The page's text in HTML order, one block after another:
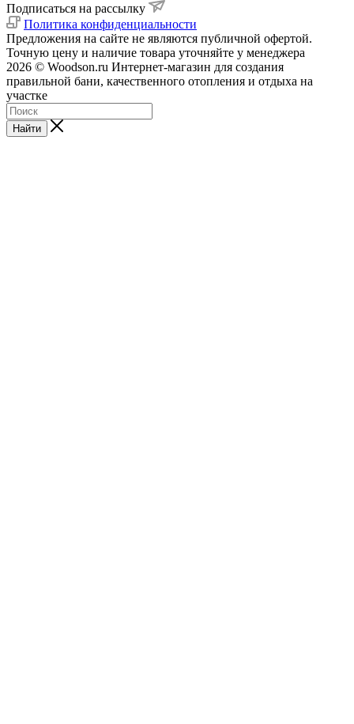
Подписаться на рассылку
Политика конфиденциальности
Предложения на сайте не являются публичной офертой.
Точную цену и наличие товара уточняйте у менеджера
2026 © Woodson.ru Интернет-магазин для создания
правильной бани, качественного отопления и отдыха на
участке
Найти